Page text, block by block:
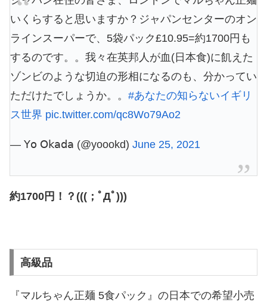
いくらすると思いますか？ジャパンセンターのオン
ラインスーパーで、5袋パック£10.95=約1700円も
するのです。。我々在英邦人が血(日本食)に飢えた
ゾンビのような切迫の形相になるのも、分かってい
ただけたでしょうか。。 #あなたの知らないイギリ
ス世界 pic.twitter.com/qc8Wo79Ao2
— 𝖸𝗈 𝖮𝗄𝖺𝖽𝖺 (@yoookd) June 25, 2021
約1700円！？(((；ﾟДﾟ)))
高級品
『マルちゃん正麺 5食パック』の日本での希望小売